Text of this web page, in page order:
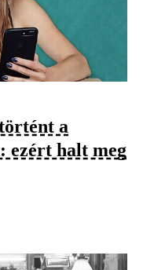
a
ezért halt meg